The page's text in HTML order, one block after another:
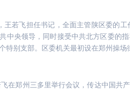
若飞担任书记，全面主管陕区委的
中央领导，同时接受中共北方区委的
支部。区委机关最初设在郑州操场
在郑州三多里举行会议，传达中国